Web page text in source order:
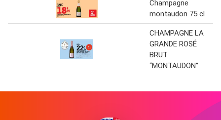
Champagne
montaudon 75 cl
CHAMPAGNE LA
GRANDE ROSÉ
BRUT
“MONTAUDON”